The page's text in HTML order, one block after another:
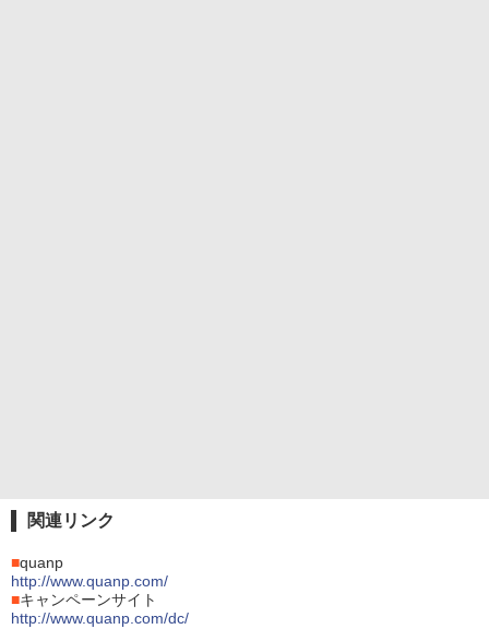
関連リンク
■quanp
http://www.quanp.com/
■キャンペーンサイト
http://www.quanp.com/dc/